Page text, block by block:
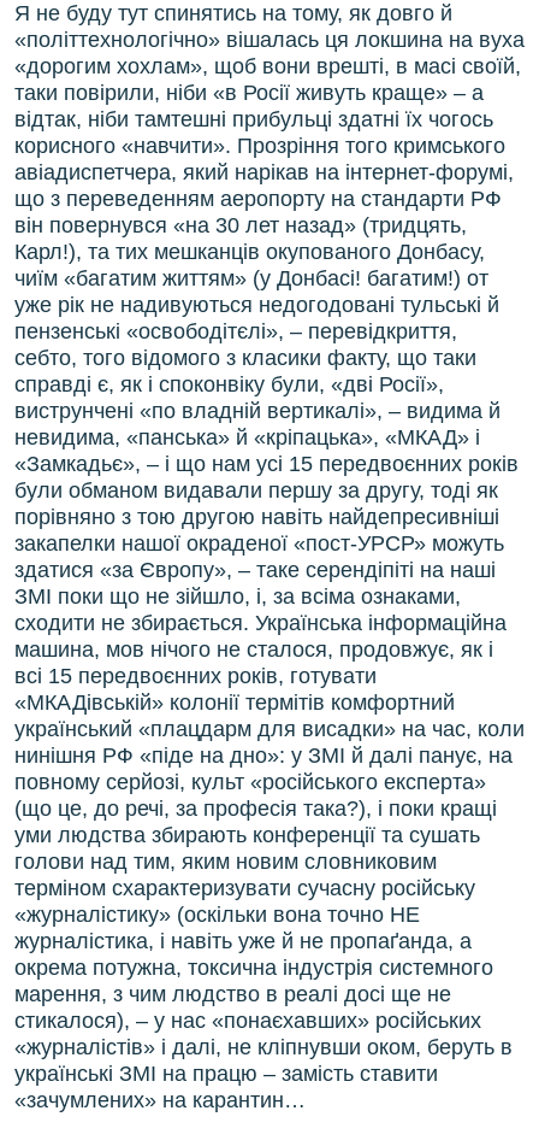
Я не буду тут спинятись на тому, як довго й
«політтехнологічно» вішалась ця локшина на вуха
«дорогим хохлам», щоб вони врешті, в масі своїй,
таки повірили, ніби «в Росії живуть краще» – а
відтак, ніби тамтешні прибульці здатні їх чогось
корисного «навчити». Прозріння того кримського
авіадиспетчера, який нарікав на інтернет-форумі,
що з переведенням аеропорту на стандарти РФ
він повернувся «на 30 лет назад» (тридцять,
Карл!), та тих мешканців окупованого Донбасу,
чиїм «багатим життям» (у Донбасі! багатим!) от
уже рік не надивуються недогодовані тульські й
пензенські «освободітєлі», – перевідкриття,
себто, того відомого з класики факту, що таки
справді є, як і споконвіку були, «дві Росії»,
виструнчені «по владній вертикалі», – видима й
невидима, «панська» й «кріпацька», «МКАД» і
«Замкадьє», – і що нам усі 15 передвоєнних років
були обманом видавали першу за другу, тоді як
порівняно з тою другою навіть найдепресивніші
закапелки нашої окраденої «пост-УРСР» можуть
здатися «за Європу», – таке серендіпіті на наші
ЗМІ поки що не зійшло, і, за всіма ознаками,
сходити не збирається. Українська інформаційна
машина, мов нічого не сталося, продовжує, як і
всі 15 передвоєнних років, готувати
«МКАДівській» колонії термітів комфортний
український «плацдарм для висадки» на час, коли
нинішня РФ «піде на дно»: у ЗМІ й далі панує, на
повному серйозі, культ «російського експерта»
(що це, до речі, за професія така?), і поки кращі
уми людства збирають конференції та сушать
голови над тим, яким новим словниковим
терміном схарактеризувати сучасну російську
«журналістику» (оскільки вона точно НЕ
журналістика, і навіть уже й не пропаґанда, а
окрема потужна, токсична індустрія системного
марення, з чим людство в реалі досі ще не
стикалося), – у нас «понаєхавших» російських
«журналістів» і далі, не кліпнувши оком, беруть в
українські ЗМІ на працю – замість ставити
«зачумлених» на карантин…